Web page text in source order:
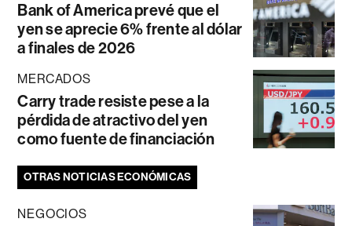
Bank of America prevé que el
yen se aprecie 6% frente al dólar
a finales de 2026
MERCADOS
Carry trade resiste pese a la
pérdida de atractivo del yen
como fuente de financiación
OTRAS NOTICIAS ECONÓMICAS
NEGOCIOS